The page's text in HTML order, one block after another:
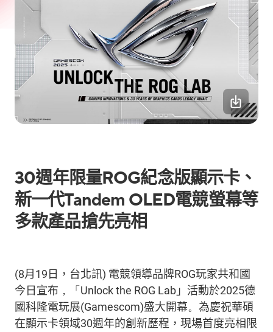
30週年限量ROG紀念版顯示卡、
新一代Tandem OLED電競螢幕等
多款產品搶先亮相
(8月 19日，台北訊) 電競領導品牌ROG玩家共和國
今日宣布 ， 「Unlock the ROG Lab 」活動於2025德
國科隆電玩展(Gamescom)盛大開幕。 為慶祝華碩
在顯示卡領域30週年的創新歷程 ，現場首度亮相限